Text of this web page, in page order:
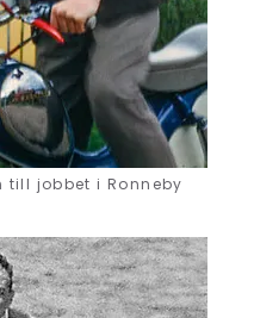
till jobbet i Ronneby